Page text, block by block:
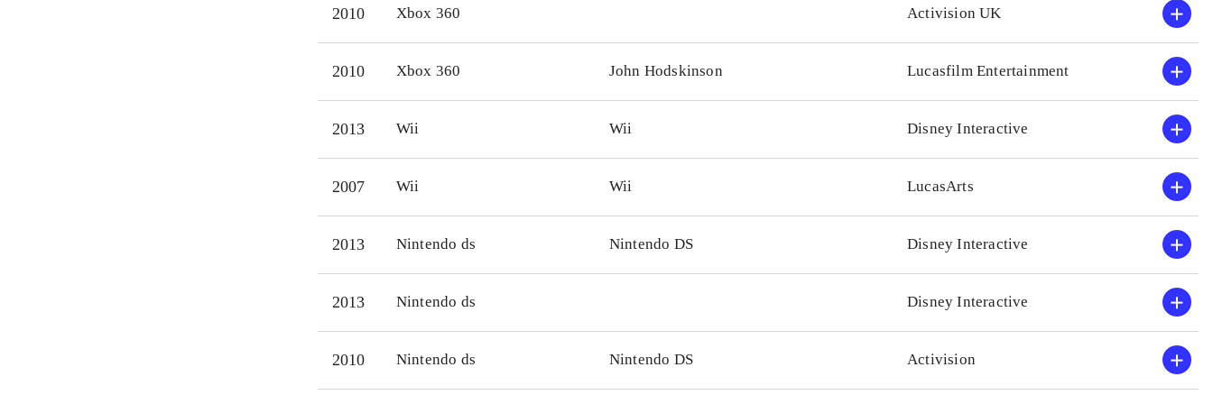
2010 Xbox 360 Activision UK
2010 Xbox 360 John Hodskinson Lucasfilm Entertainment
2013 Wii Wii Disney Interactive
2007 Wii Wii LucasArts
2013 Nintendo ds Nintendo DS Disney Interactive
2013 Nintendo ds Disney Interactive
2010 Nintendo ds Nintendo DS Activision